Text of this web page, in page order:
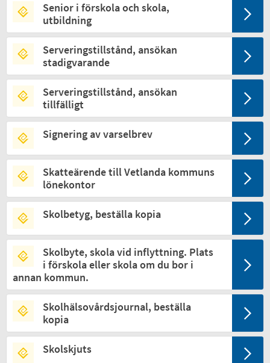
Senior i förskola och skola,
utbildning
Serveringstillstånd, ansökan
stadigvarande
Serveringstillstånd, ansökan
tillfälligt
Signering av varselbrev
Skatteärende till Vetlanda kommuns
lönekontor
Skolbetyg, beställa kopia
Skolbyte, skola vid inflyttning. Plats
i förskola eller skola om du bor i
annan kommun.
Skolhälsovårdsjournal, beställa
kopia
Skolskjuts